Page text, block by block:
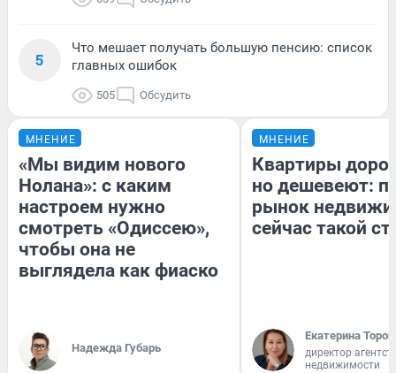
5
Что мешает получать большую пенсию: список
главных ошибок
505 Обсудить
МНЕНИЕ
«Мы видим нового
Нолана»: с каким
настроем нужно
смотреть «Одиссею»,
чтобы она не
выглядела как фиаско
Надежда Губарь
МНЕНИЕ
Квартиры
но дешевеют:
рынок
сейчас такой
Екатерина
директор
недвижимости